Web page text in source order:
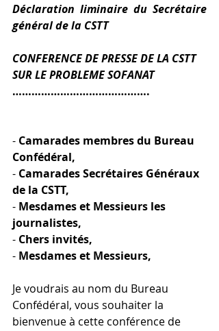
Déclaration liminaire du Secrétaire
général de la CSTT
CONFERENCE DE PRESSE DE LA CSTT
SUR LE PROBLEME SOFANAT
…………………………………….
- Camarades membres du Bureau
Confédéral,
- Camarades Secrétaires Généraux
de la CSTT,
- Mesdames et Messieurs les
journalistes,
- Chers invités,
- Mesdames et Messieurs,
Je voudrais au nom du Bureau
Confédéral, vous souhaiter la
bienvenue à cette conférence de